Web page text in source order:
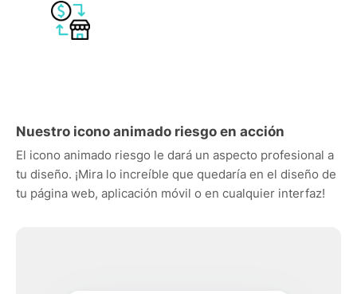
Nuestro icono animado riesgo en acción
El icono animado riesgo le dará un aspecto profesional a
tu diseño. ¡Mira lo increíble que quedaría en el diseño de
tu página web, aplicación móvil o en cualquier interfaz!